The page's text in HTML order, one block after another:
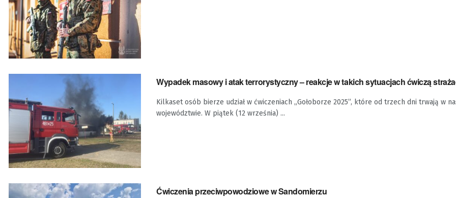
Wypadek masowy i atak terrorystyczny – reakcje w takich sytuacjach ćwiczą
Kilkaset osób bierze udział w ćwiczeniach „Gołoborze 2025”, które od trzech dni trwają w
województwie. W piątek (12 września) ...
Ćwiczenia przeciwpowodziowe w Sandomierzu